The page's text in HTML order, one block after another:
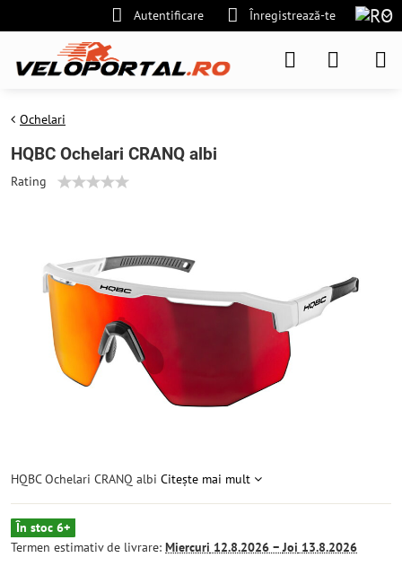
Autentificare Înregistrează-te
Ochelari
HQBC Ochelari CRANQ albi
Rating
HQBC Ochelari CRANQ albi Citește mai mult
În stoc 6+
Termen estimativ de livrare: Miercuri 12.8.2026 −Joi 13.8.2026